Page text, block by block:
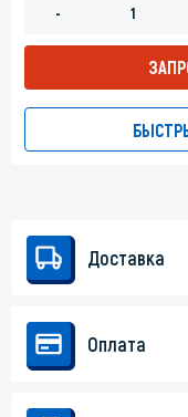
-
Доставка
Оплата